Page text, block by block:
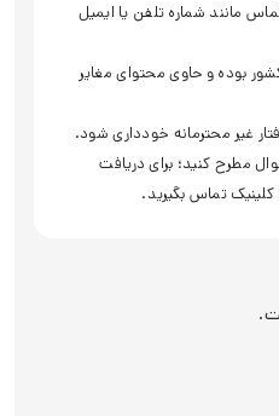
مانند شماره تلفن یا ایمیل
بوده و حاوی محتوای مغایر
غیر محترمانه خودداری شود.
مطرح کنید؛ برای دریافت
تماس بگیرید.